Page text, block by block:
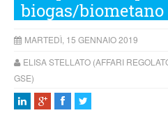
biogas/
MARTEDÌ, 15 GENNAIO 2019
ELISA STELLATO (AFFARI
GSE)